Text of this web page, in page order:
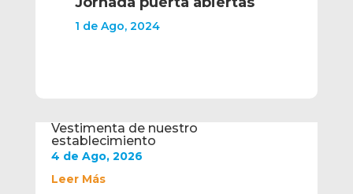
Vestimenta de nuestro
establecimiento
4 de Ago, 2026
Leer Más
1 de Ago, 2024